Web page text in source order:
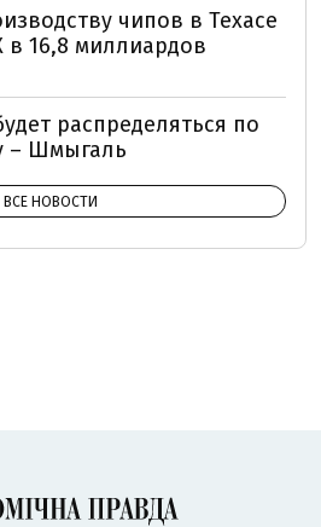
чипов в Техасе
в 16,8 миллиардов
распределяться по
– Шмыгаль
ВСЕ НОВОСТИ